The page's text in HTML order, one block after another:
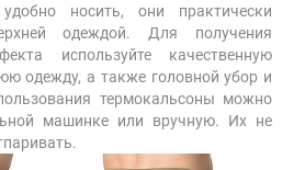
носить, они практически
одеждой. Для получения
используйте качественную
одежду, а также головной убор и
термокальсоны можно
машинке или вручную. Их не